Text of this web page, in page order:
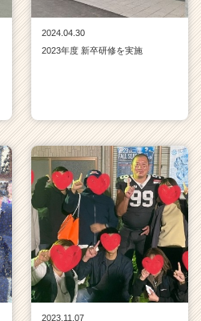
2024.04.30
2023年度 新卒研修を実施
2023.11.07